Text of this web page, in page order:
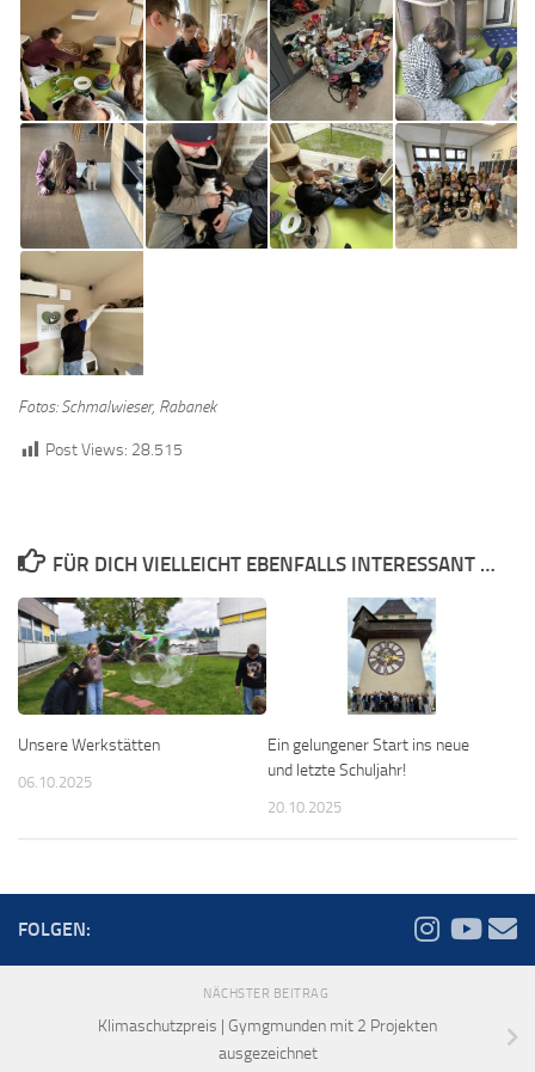
Fotos: Schmalwieser, Rabanek
Post Views: 28.515
FÜR DICH VIELLEICHT EBENFALLS INTERESSANT …
Unsere Werkstätten
06.10.2025
Ein gelungener Start ins neue
und letzte Schuljahr!
20.10.2025
FOLGEN:
NÄCHSTER BEITRAG
Klimaschutzpreis | Gymgmunden mit 2 Projekten
ausgezeichnet